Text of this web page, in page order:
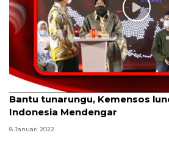
Bantu tunarungu, Kemensos
Indonesia Mendengar
8 Januari 2022